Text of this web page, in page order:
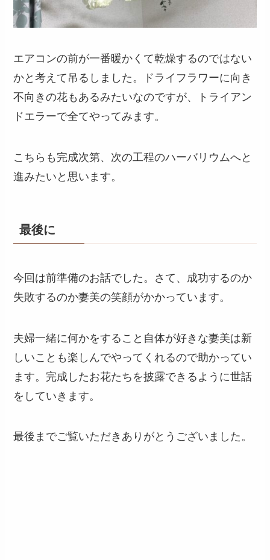
エアコンの前が一番暖かくて乾燥するのではない
かと考えて吊るしました。ドライフラワーに向き
不向きの花もあるみたいなのですが、トライアン
ドエラーで全てやってみます。
こちらも完成次第、次の工程のハーバリウムへと
進みたいと思います。
最後に
今回は前準備のお話でした。さて、成功するのか
失敗するのか妻美の笑顔がかかっています。
夫婦一緒に何かをすること自体が好きな妻美は新
しいことも楽しんでやってくれるので助かってい
ます。完成したお花たちを披露できるように世話
をしていきます。
最後までご覧いただきありがとうございました。